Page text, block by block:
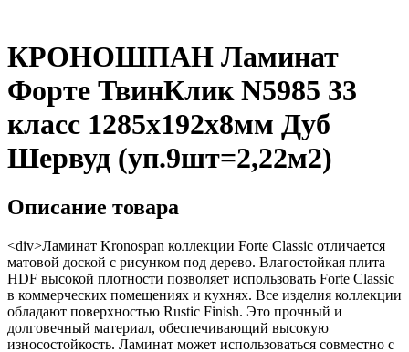
КРОНОШПАН Ламинат
Форте ТвинКлик N5985 33
класс 1285х192х8мм Дуб
Шервуд (уп.9шт=2,22м2)
Описание товара
<div>Ламинат Kronospan коллекции Forte Classic отличается
матовой доской с рисунком под дерево. Влагостойкая плита
HDF высокой плотности позволяет использовать Forte Classic
в коммерческих помещениях и кухнях. Все изделия коллекции
обладают поверхностью Rustic Finish. Это прочный и
долговечный материал, обеспечивающий высокую
износостойкость. Ламинат может использоваться совместно с